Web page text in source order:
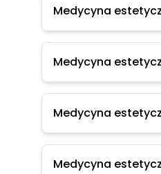
Medycyna
Medycyna
Medycyna
Medycyna